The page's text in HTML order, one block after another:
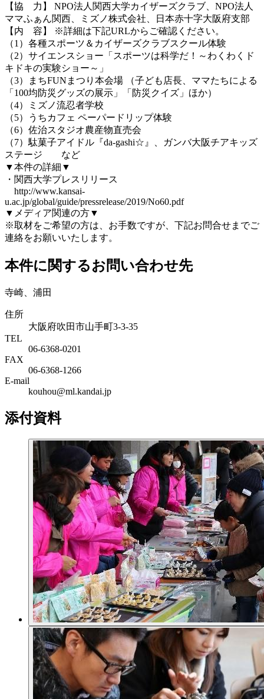
【協 力】 NPO法人関西大学カイザーズクラブ、NPO法人
ママふぁん関西、ミズノ株式会社、日本赤十字大阪府支部
【内 容】 ※詳細は下記URLからご確認ください。
（1）各種スポーツ＆カイザーズクラブスクール体験
（2）サイエンスショー「スポーツは科学だ！～わくわくド
キドキの実験ショー～」
（3）まちFUNまつり本会場 （子ども店長、ママたちによる
「100均防災グッズの展示」「防災クイズ」ほか）
（4）ミズノ流忍者学校
（5）うちカフェ ペーパードリップ体験
（6）佐治スタジオ農産物直売会
（7）駄菓子アイドル『da-gashi☆』、ガンバ大阪チアキッズ
ステージ など
▼本件の詳細▼
・関西大学プレスリリース
http://www.kansai-
u.ac.jp/global/guide/pressrelease/2019/No60.pdf
▼メディア関連の方▼
※取材をご希望の方は、お手数ですが、下記お問合せまでご
連絡をお願いいたします。
本件に関するお問い合わせ先
寺崎、浦田
住所
大阪府吹田市山手町3-3-35
TEL
06-6368-0201
FAX
06-6368-1266
E-mail
kouhou@ml.kandai.jp
添付資料